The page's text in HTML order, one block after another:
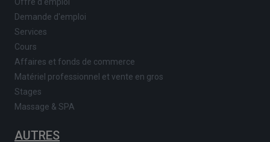
Demande d'emploi
Services
Cours
Affaires et fonds de commerce
Matériel professionnel et vente en gros
Stages
Massage & SPA
AUTRES